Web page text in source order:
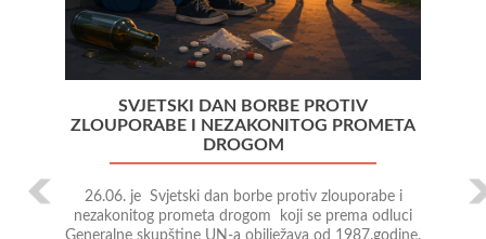
SVJETSKI DAN BORBE PROTIV
ZLOUPORABE I NEZAKONITOG PROMETA
DROGOM
26.06. je Svjetski dan borbe protiv zlouporabe i
nezakonitog prometa drogom koji se prema odluci
Generalne skupštine UN-a obilježava od 1987.godine.